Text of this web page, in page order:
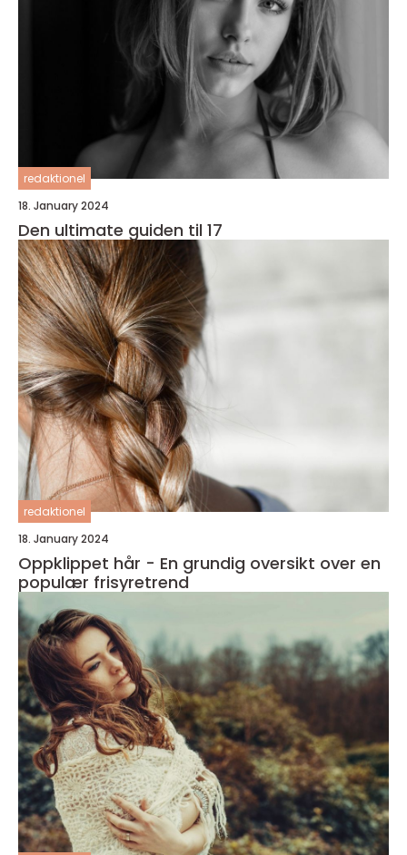
redaktionel
18. January 2024
Den ultimate guiden til 17
redaktionel
18. January 2024
Oppklippet hår - En grundig oversikt over en
populær frisyretrend